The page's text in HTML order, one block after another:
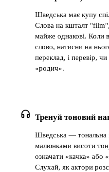
Шведська має купу
Слова на кшталт
майже однакові. Коли
слово, натисни на
переклад, і перевір,
«родич».
headphones Тренуй тоновий
Шведська — тональна
малюнками висоти
означати «качка» або
Слухай, як актори